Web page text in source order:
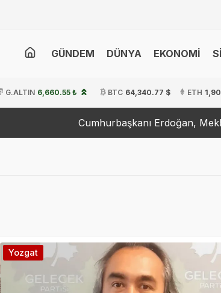
GÜNDEM DÜNYA EKONOMİ
G.ALTIN 6,660.55 ₺ BTC 64,340.77 $ ETH
Cumhurbaşkanı Erdoğan,
Yozgat